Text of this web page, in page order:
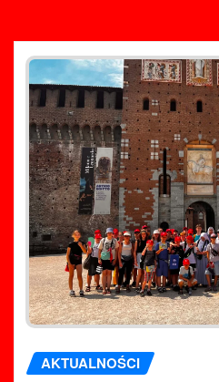
AKTUALNOŚCI